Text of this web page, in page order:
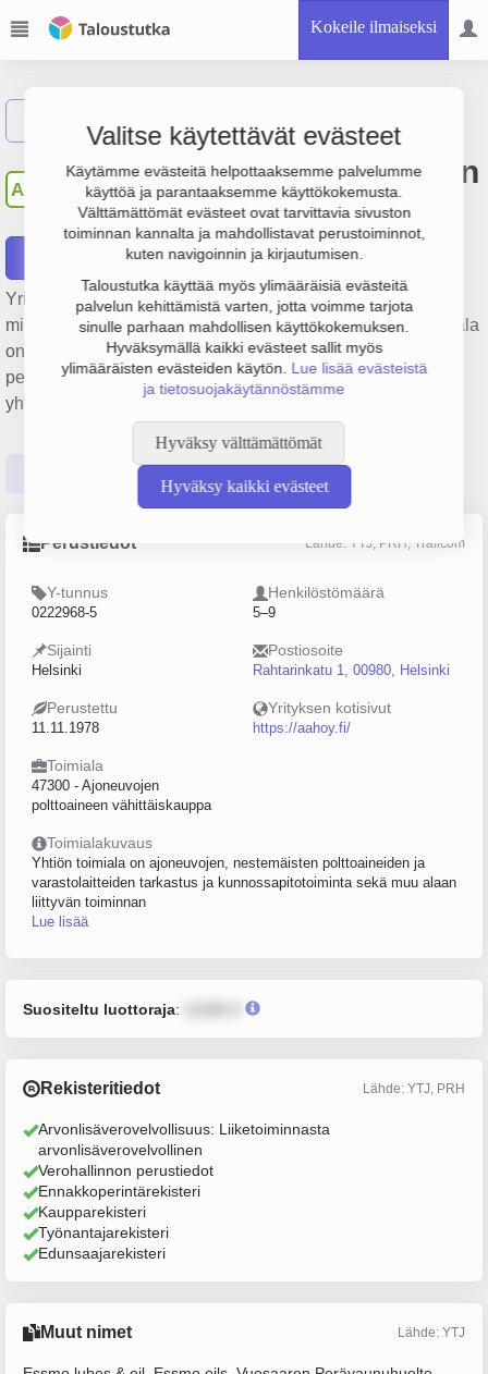
Kokeile ilmaiseksi
Valitse käytettävät evästeet
Käytämme evästeitä helpottaaksemme palvelumme
käyttöä ja parantaaksemme käyttökokemusta.
Välttämättömät evästeet ovat tarvittavia sivuston
toiminnan kannalta ja mahdollistavat perustoiminnot,
kuten navigoinnin ja kirjautumisen.
Taloustutka käyttää myös ylimääräisiä evästeitä
palvelun kehittämistä varten, jotta voimme tarjota
sinulle parhaan mahdollisen käyttökokemuksen.
Hyväksymällä kaikki evästeet sallit myös
ylimääräisten evästeiden käytön. Lue lisää evästeistä
ja tietosuojakäytännöstämme
Hyväksy välttämättömät
Hyväksy kaikki evästeet
AA
Autohuolto Arvi Hämäläinen
Oy
Yrityksen Autohuolto Arvi Hämäläinen Oy liikevaihto on 3.1
milj. €, tulos 473 000 € ja henkilöstömäärä 9. Sen päätoimiala
on Ajoneuvojen polttoaineen vähittäiskauppa,
perustamisvuosi 1978 ja sijainti Helsinki. Yrityksen
yhtiömuoto Osakeyhtiö (OY).
Päättäjätiedot
Perustiedot Lähde: YTJ, PRH, Traficom
Y-tunnus
0222968-5
Henkilöstömäärä
5–9
Sijainti
Helsinki
Postiosoite
Rahtarinkatu 1, 00980, Helsinki
Perustettu
11.11.1978
Yrityksen kotisivut
https://aahoy.fi/
Toimiala
47300 - Ajoneuvojen
polttoaineen vähittäiskauppa
Toimialakuvaus
Yhtiön toimiala on ajoneuvojen, nestemäisten polttoaineiden ja
varastolaitteiden tarkastus ja kunnossapitotoiminta sekä muu alaan
liittyvän toiminnan
Lue lisää
Suositeltu luottoraja:
Rekisteritiedot Lähde: YTJ, PRH
Arvonlisäverovelvollisuus: Liiketoiminnasta
arvonlisäverovelvollinen
Verohallinnon perustiedot
Ennakkoperintärekisteri
Kaupparekisteri
Työnantajarekisteri
Edunsaajarekisteri
Muut nimet Lähde: YTJ